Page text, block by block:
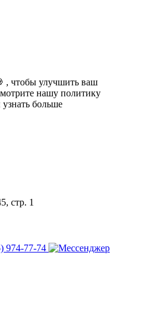
, чтобы улучшить ваш
нашу политику
больше
стр. 1
974-77-74